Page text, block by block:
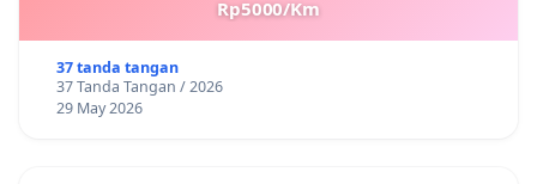
Rp5000/Km
37 tanda tangan
37 Tanda Tangan / 2026
29 May 2026